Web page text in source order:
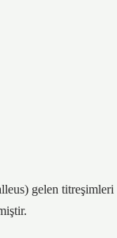
gelen titreşimleri